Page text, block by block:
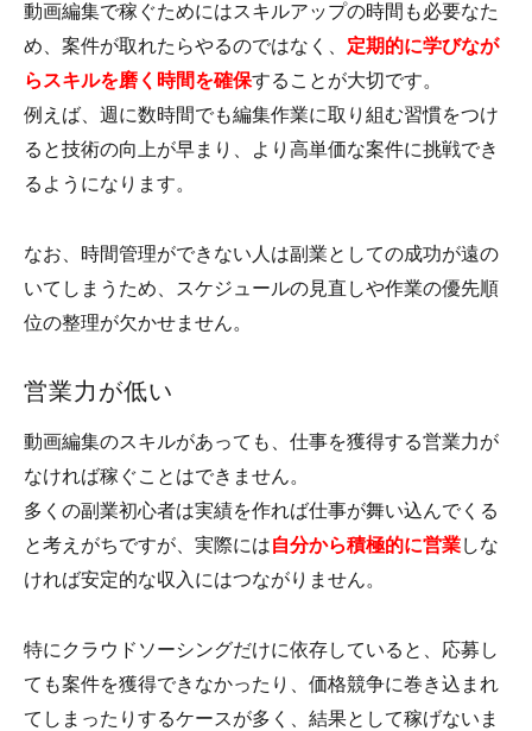
動画編集で稼ぐためにはスキルアップの時間も必要なた
め、案件が取れたらやるのではなく、 定期的に学びなが
らスキルを磨く時間を確保することが大切です。
例えば、週に数時間でも編集作業に取り組む習慣をつけ
ると技術の向上が早まり、より高単価な案件に挑戦でき
るようになります。
なお、時間管理ができない人は副業としての成功が遠の
いてしまうため、スケジュールの見直しや作業の優先順
位の整理が欠かせません。
営業力が低い
動画編集のスキルがあっても、仕事を獲得する営業力が
なければ稼ぐことはできません。
多くの副業初心者は実績を作れば仕事が舞い込んでくる
と考えがちですが、実際には自分から積極的に営業しな
ければ安定的な収入にはつながりません。
特にクラウドソーシングだけに依存していると、応募し
ても案件を獲得できなかったり、価格競争に巻き込まれ
てしまったりするケースが多く、結果として稼げないま